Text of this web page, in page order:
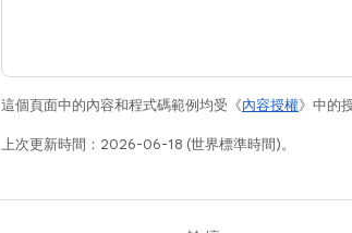
這個頁面中的內容和程式碼範例均受《內容授權》中的
上次更新時間：2026-06-18 (世界標準時間)。